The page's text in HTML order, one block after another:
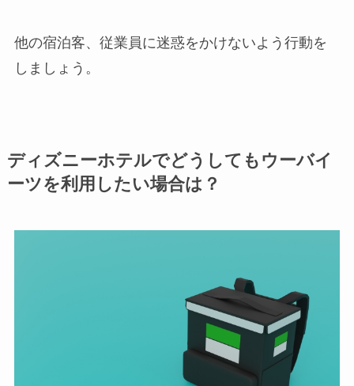
他の宿泊客、従業員に迷惑をかけないよう行動を
しましょう。
ディズニーホテルでどうしてもウーバイ
ーツを利用したい場合は？